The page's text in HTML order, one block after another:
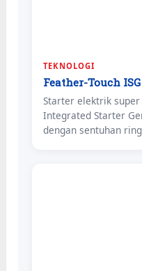
TEKNOLOGI
Feather-Touch
Starter elektrik
Integrated Starter
dengan sentuhan